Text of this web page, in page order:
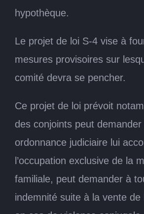
hypothèque.
Le projet de loi S-4 vise à
mesures provisoires sur
comité devra se pencher.
Ce projet de loi prévoit
des conjoints peut demander
ordonnance judiciaire lui
l’occupation exclusive de la
familiale, peut demander à
indemnité suite à la vente de